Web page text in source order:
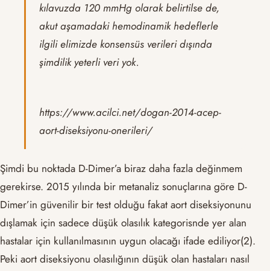
kılavuzda 120 mmHg olarak belirtilse de,
akut aşamadaki hemodinamik hedeflerle
ilgili elimizde konsensüs verileri dışında
şimdilik yeterli veri yok.
https://www.acilci.net/dogan-2014-acep-
aort-diseksiyonu-onerileri/
Şimdi bu noktada D-Dimer’a biraz daha fazla değinmem
gerekirse. 2015 yılında bir metanaliz sonuçlarına göre D-
Dimer’in güvenilir bir test olduğu fakat aort diseksiyonunu
dışlamak için sadece düşük olasılık kategorisnde yer alan
hastalar için kullanılmasının uygun olacağı ifade ediliyor(2).
Peki aort diseksiyonu olasılığının düşük olan hastaları nasıl